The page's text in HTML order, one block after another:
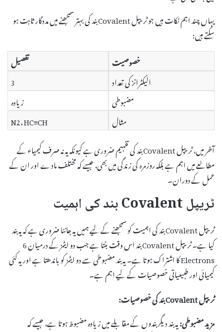
یہاں چند اہم نکات ہیں جو ٹریپل Covalent بند کی بہتر سمجھنے میں مددگار ثابت ہو
سکتے ہیں:
خصوصیت
تفصیل
الیکٹرانز کی تعداد
3
مضبوطی
زیادہ
مثال
N2، HC≡CH
آخر میں، ٹریپل Covalent بند کی تفہیم ضروری ہے کیونکہ یہ نہ صرف کیمیاء کے
مطالعے میں اہم ہے بلکہ روزمرہ کی زندگی میں بھی، جیسے کہ مختلف مادے اور ان کے
عمل کے دوران۔
ٹریپل Covalent بند کی اہمیت
ٹریپل Covalent بند کی اہمیت کو سمجھنے کے لیے ہمیں یہ جاننا ضروری ہے کہ یہ بند
کیا ہے۔ ٹریپل Covalent بند اس وقت بنتا ہے جب دو ایٹمز کے درمیان 6
Electrons کا اشتراک ہوتا ہے۔ یہ بند مضبوطی سے دو ایٹمز کو باندھتا ہے اور یہ کئی
کیمیائی اور طبیعیاتی خصوصیات کے لیے اہم ہے۔
ٹریپل Covalent بند کی خصوصیات:
مزید مضبوطی:یہ بند دیگر بندوں کے مقابلے میں زیادہ مضبوط ہوتا ہے، جیسے کہ